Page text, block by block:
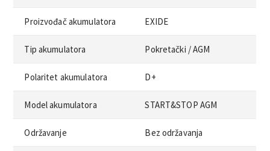
Proizvođač akumulatora EXIDE
Tip akumulatora Pokretački /AGM
Polaritet akumulatora D+
Model akumulatora START&STOP AGM
Održavanje Bez održavanja